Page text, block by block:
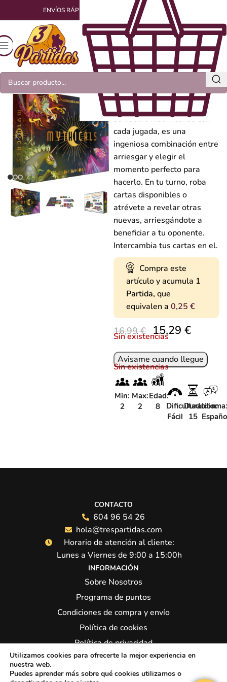
ENVÍOS RÁPIDOS Y EMPAQUETADOS CON AMOR
Mythicals
Este duelo estratégico, que
se vuelve más intenso con
cada jugada, es una
ingeniosa combinación entre
arriesgar y elegir el
momento perfecto para
hacerlo. En tu turno, roba
cartas disponibles o
atrévete a revelar otras
nuevas, arriesgándote a
beneficiar a tu oponente.
Intercambia tus cartas en el.
Compra este
artículo y acumula 1
Partida, que
equivalen a 0,25 €
16,99€ 15,29 €
Sin existencias
Sin existencias
Min:
2
Max:
2
Edad:
8
Dificultad:
Fácil
Duracion:
15
CONTACTO
604 96 54 26
hola@trespartidas.com
Horario de atención al cliente:
Lunes a Viernes de 9:00 a 15:00h
INFORMACIÓN
Sobre Nosotros
Programa de puntos
Condiciones de compra y envío
Política de cookies
Política de privacidad
Síguenos:
Utilizamos cookies para ofrecerte la mejor experiencia en
nuestra web.
Puedes aprender más sobre qué cookies utilizamos o